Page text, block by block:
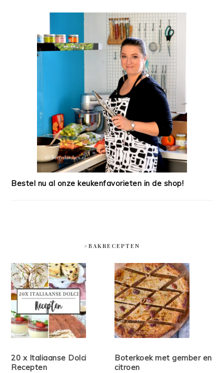
Bestel nu al onze keukenfavorieten in de shop!
#BAKRECEPTEN
20 x Italiaanse Dolci
Recepten
Boterkoek met gember en
citroen